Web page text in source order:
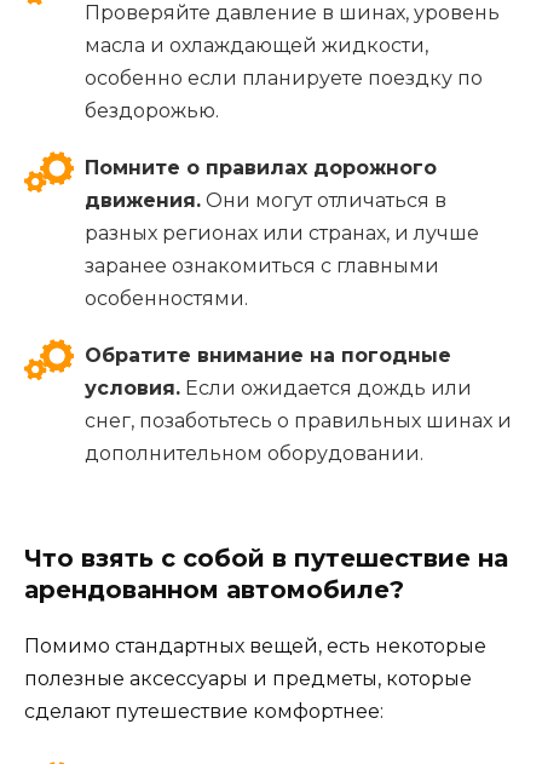
Проверяйте давление в шинах, уровень
масла и охлаждающей жидкости,
особенно если планируете поездку по
бездорожью.
Помните о правилах дорожного
движения. Они могут отличаться в
разных регионах или странах, и лучше
заранее ознакомиться с главными
особенностями.
Обратите внимание на погодные
условия. Если ожидается дождь или
снег, позаботьтесь о правильных шинах и
дополнительном оборудовании.
Что взять с собой в путешествие на
арендованном автомобиле?
Помимо стандартных вещей, есть некоторые
полезные аксессуары и предметы, которые
сделают путешествие комфортнее: